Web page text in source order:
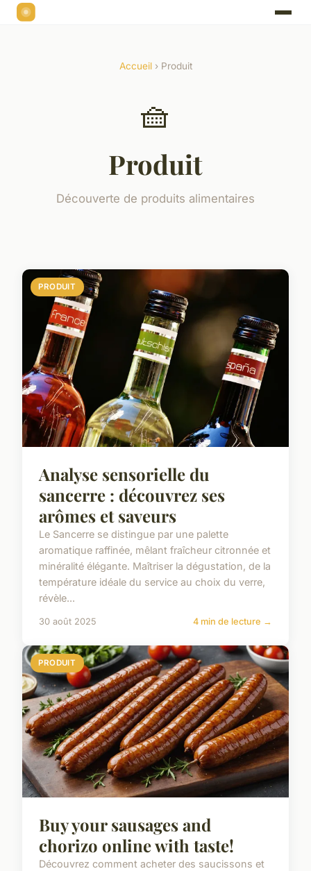
Accueil› Produit
🧺
Produit
Découverte de produits alimentaires
PRODUIT
Analyse sensorielle du
sancerre : découvrez ses
arômes et saveurs
Le Sancerre se distingue par une palette
aromatique raffinée, mêlant fraîcheur citronnée et
minéralité élégante. Maîtriser la dégustation, de la
température idéale du service au choix du verre,
révèle...
30 août 2025 4 min de lecture →
PRODUIT
Buy your sausages and
chorizo online with taste!
Découvrez comment acheter des saucissons et